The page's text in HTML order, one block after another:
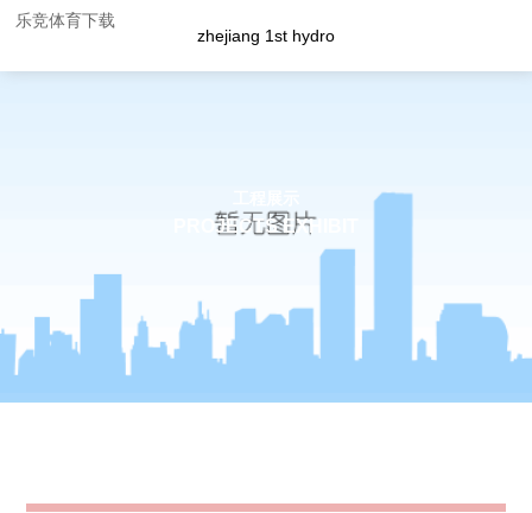
乐竞体育下载
zhejiang 1st hydro
PROJECTS EXHIBIT